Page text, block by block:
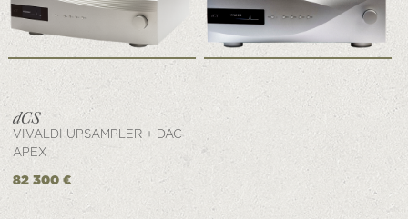
VIVALDI UPSAMPLER + DAC
APEX
82 300 €